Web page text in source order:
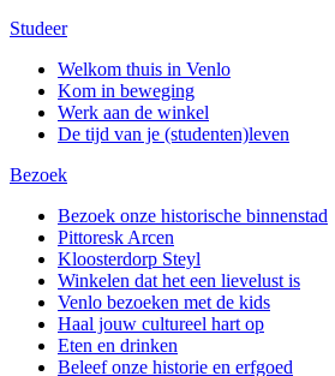
Studeer
Welkom thuis in Venlo
Kom in beweging
Werk aan de winkel
De tijd van je (studenten)leven
Bezoek
Bezoek onze historische binnenstad
Pittoresk Arcen
Kloosterdorp Steyl
Winkelen dat het een lievelust is
Venlo bezoeken met de kids
Haal jouw cultureel hart op
Eten en drinken
Beleef onze historie en erfgoed